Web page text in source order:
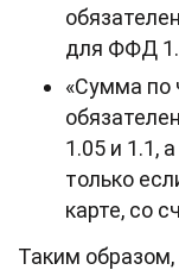
для ФФД
«Сумма по
1.05 и 1.1,
только
карте, со
Таким